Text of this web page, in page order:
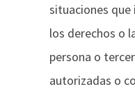
situaciones que
los derechos o
persona o
autorizadas o